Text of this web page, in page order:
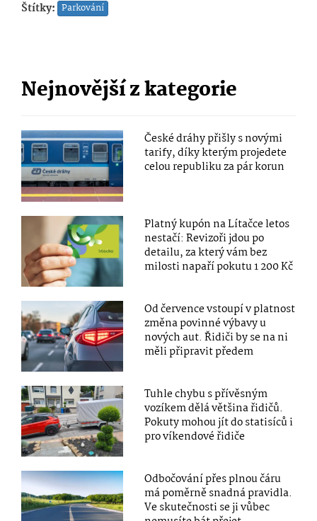
Štítky: Parkování
Nejnovější z kategorie
České dráhy přišly s novými
tarify, díky kterým projedete
celou republiku za pár korun
Platný kupón na Lítačce letos
nestačí: Revizoři jdou po
detailu, za který vám bez
milosti napaří pokutu 1 200 Kč
Od července vstoupí v platnost
změna povinné výbavy u
nových aut. Řidiči by se na ni
měli připravit předem
Tuhle chybu s přívěsným
vozíkem dělá většina řidičů.
Pokuty mohou jít do statisíců i
pro víkendové řidiče
Odbočování přes plnou čáru
má poměrně snadná pravidla.
Ve skutečnosti se ji vůbec